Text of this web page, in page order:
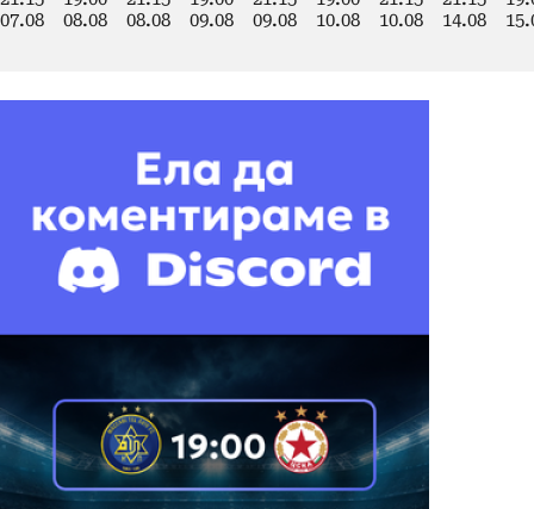
07.08
08.08
08.08
09.08
09.08
10.08
10.08
14.08